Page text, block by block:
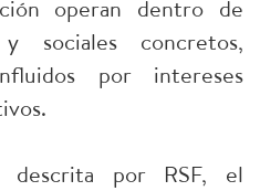
operan dentro de
sociales concretos,
por intereses
por RSF, el